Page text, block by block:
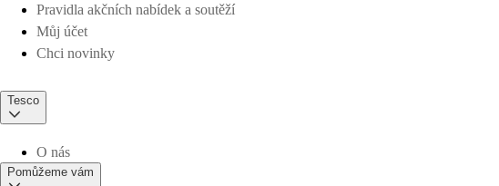
Pravidla akčních nabídek a soutěží
Můj účet
Chci novinky
Tesco
O nás
Pomůžeme vám